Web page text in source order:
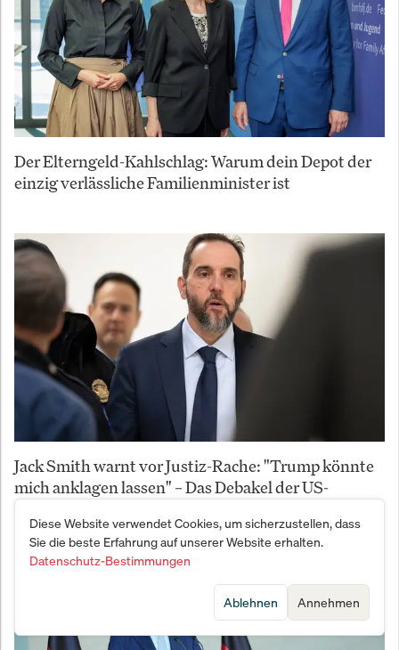
Der Elterngeld-Kahlschlag: Warum dein Depot der
einzig verlässliche Familienminister ist
Jack Smith warnt vor Justiz-Rache: "Trump könnte
mich anklagen lassen" – Das Debakel der US-
Rechtsstaat
Diese Website verwendet Cookies, um sicherzustellen, dass
Sie die beste Erfahrung auf unserer Website erhalten.
Datenschutz-Bestimmungen
Annehmen
Ablehnen